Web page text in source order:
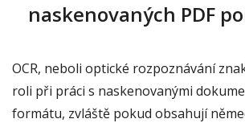
naskenovaných PDF
OCR, neboli optické rozpoznávání
roli při práci s naskenovanými
formátu, zvláště pokud obsahují